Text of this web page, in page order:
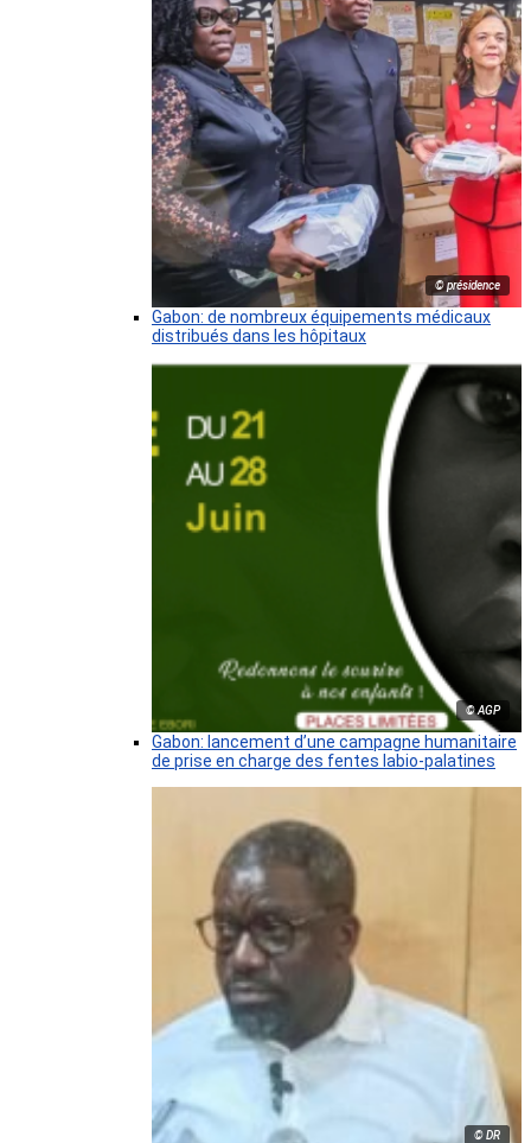
© présidence
Gabon: de nombreux équipements médicaux
distribués dans les hôpitaux
© AGP
Gabon: lancement d’une campagne humanitaire
de prise en charge des fentes labio-palatines
© DR